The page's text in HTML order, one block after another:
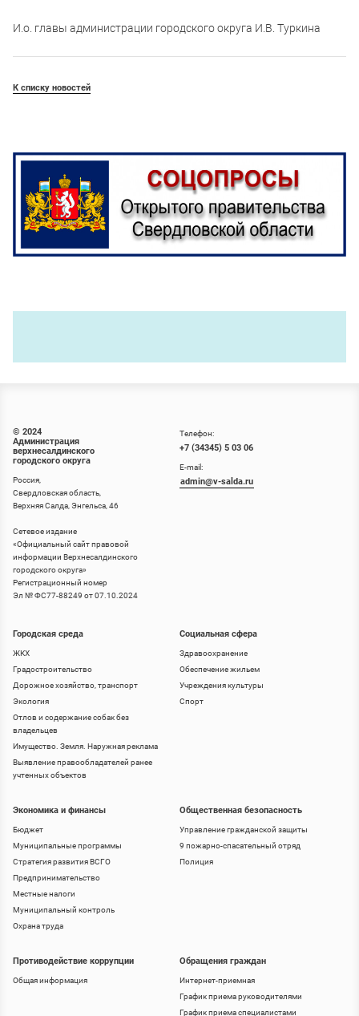
И.о. главы администрации городского округа И.В. Туркина
К списку новостей
© 2024
Администрация
верхнесалдинского
городского округа
Россия,
Свердловская область,
Верхняя Салда, Энгельса, 46
Сетевое издание
«Официальный сайт правовой
информации Верхнесалдинского
городского округа»
Регистрационный номер
Эл № ФС77-88249 от 07.10.2024
Городская среда
ЖКХ
Градостроительство
Дорожное хозяйство, транспорт
Экология
Отлов и содержание собак без
владельцев
Имущество. Земля. Наружная реклама
Выявление правообладателей ранее
учтенных объектов
Социальная сфера
Здравоохранение
Обеспечение жильем
Учреждения культуры
Спорт
Телефон:
+7 (34345) 5 03 06
E-mail:
admin@v-salda.ru
Экономика и финансы
Бюджет
Муниципальные программы
Стратегия развития ВСГО
Предпринимательство
Местные налоги
Муниципальный контроль
Охрана труда
Общественная безопасность
Управление гражданской защиты
9 пожарно-спасательный отряд
Полиция
Противодействие коррупции
Общая информация
Обращения граждан
Интернет-приемная
График приема руководителями
График приема специалистами